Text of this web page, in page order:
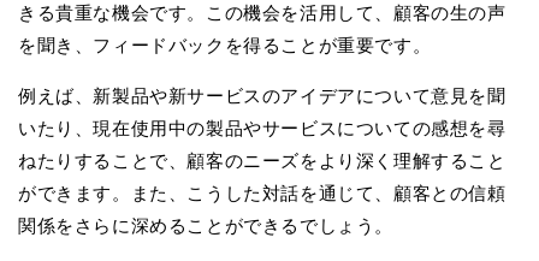
きる貴重な機会です。この機会を活用して、顧客の生の声
を聞き、フィードバックを得ることが重要です。
例えば、新製品や新サービスのアイデアについて意見を聞
いたり、現在使用中の製品やサービスについての感想を尋
ねたりすることで、顧客のニーズをより深く理解すること
ができます。また、こうした対話を通じて、顧客との信頼
関係をさらに深めることができるでしょう。